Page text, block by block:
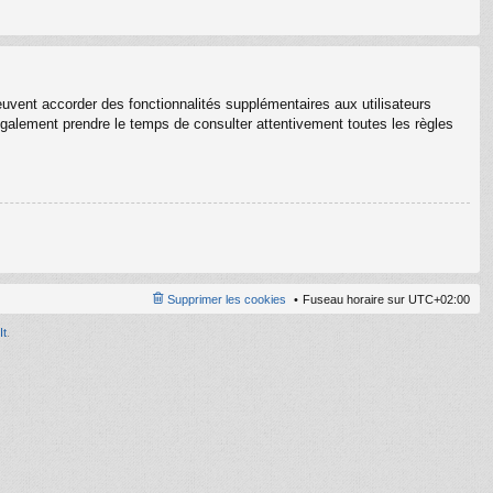
accorder des fonctionnalités supplémentaires aux utilisateurs
prendre le temps de consulter attentivement toutes les règles
Fuseau horaire sur UTC+02:00
Supprimer les cookies